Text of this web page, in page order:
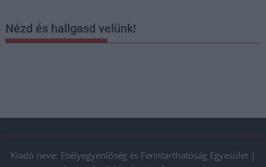
Nézd és hallgasd velünk!
Kiadó neve: Esélyegyenlőség és Fenntarthatóság Egyesület |